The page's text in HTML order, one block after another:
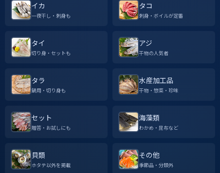
イカ
一夜干し・刺身も
タコ
刺身・ボイルが定番
タイ
切り身・セットも
アジ
干物の人気者
タラ
鍋用・切り身も
水産加工品
干物・惣菜・珍味
セット
贈答・お試しにも
海藻類
わかめ・昆布など
貝類
ホタテ以外を掲載
その他
季節品・分類外